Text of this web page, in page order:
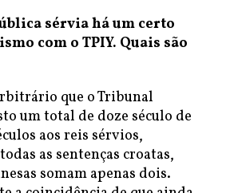
sérvia há um certo
com o TPIY. Quais são
que o Tribunal
um total de doze século de
aos reis sérvios,
as sentenças croatas,
somam apenas dois.